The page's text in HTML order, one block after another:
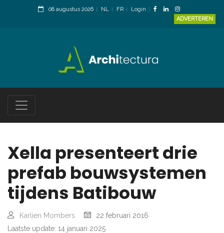
08 augustus 2026 NL FR
Login
ADVERTEREN
Xella presenteert drie
prefab bouwsystemen
tijdens Batibouw
Karlien Mombers
22 februari 2016
Laatste update: 14 januari 2025